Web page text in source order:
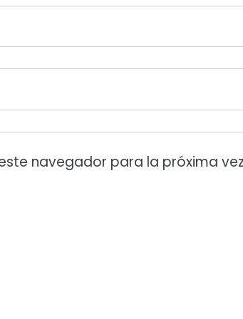
navegador para la próxima